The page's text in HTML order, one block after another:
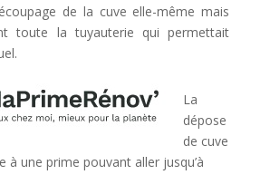
de la cuve elle-même mais
toute la tuyauterie qui permettait
La
dépose
de cuve
à une prime pouvant aller jusqu’à